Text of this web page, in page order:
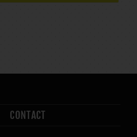
CONTACT